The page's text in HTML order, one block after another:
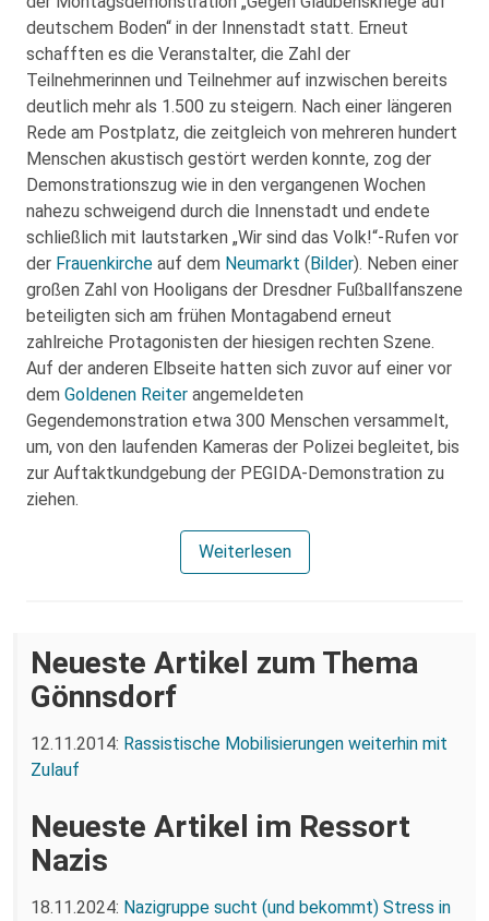
deutschem Boden“ in der Innenstadt statt. Erneut
schafften es die Veranstalter, die Zahl der
Teilnehmerinnen und Teilnehmer auf inzwischen bereits
deutlich mehr als 1.500 zu steigern. Nach einer längeren
Rede am Postplatz, die zeitgleich von mehreren hundert
Menschen akustisch gestört werden konnte, zog der
Demonstrationszug wie in den vergangenen Wochen
nahezu schweigend durch die Innenstadt und endete
schließlich mit lautstarken „Wir sind das Volk!“-Rufen vor
der Frauenkirche auf dem Neumarkt (Bilder). Neben einer
großen Zahl von Hooligans der Dresdner Fußballfanszene
beteiligten sich am frühen Montagabend erneut
zahlreiche Protagonisten der hiesigen rechten Szene.
Auf der anderen Elbseite hatten sich zuvor auf einer vor
dem Goldenen Reiter angemeldeten
Gegendemonstration etwa 300 Menschen versammelt,
um, von den laufenden Kameras der Polizei begleitet, bis
zur Auftaktkundgebung der PEGIDA-Demonstration zu
ziehen.
Weiterlesen
Neueste Artikel zum Thema
Gönnsdorf
12.11.2014: Rassistische Mobilisierungen weiterhin mit
Zulauf
Neueste Artikel im Ressort
Nazis
18.11.2024: Nazigruppe sucht (und bekommt) Stress in